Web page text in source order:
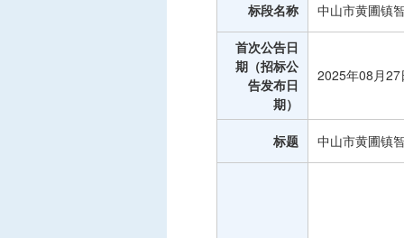
标段名称 中山市黄圃镇
首次公告日
期（招标公
告发布日
期）
2025年08月27
标题 中山市黄圃镇